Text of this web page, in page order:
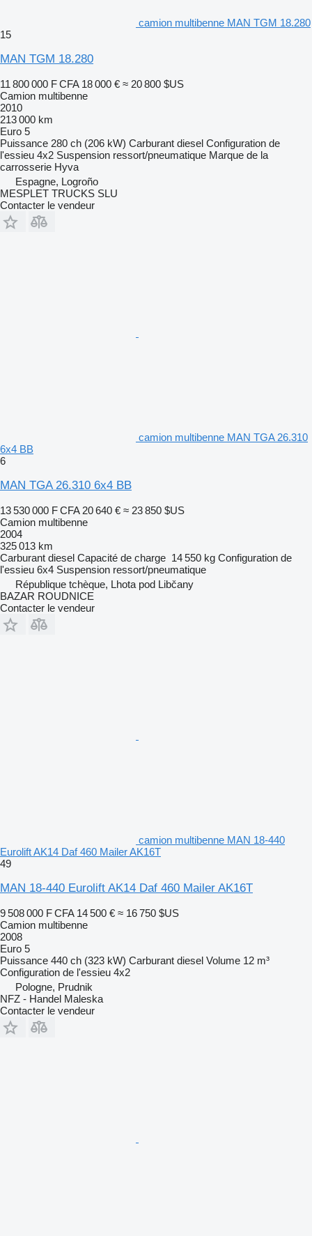
camion multibenne MAN TGM 18.280
15
MAN TGM 18.280
11 800 000 F CFA 18 000 € ≈ 20 800 $US
Camion multibenne
2010
213 000 km
Euro 5
Puissance 280 ch (206 kW) Carburant diesel Configuration de
l'essieu 4x2 Suspension ressort/pneumatique Marque de la
carrosserie Hyva
Espagne, Logroño
MESPLET TRUCKS SLU
Contacter le vendeur
camion multibenne MAN TGA 26.310
6x4 BB
6
MAN TGA 26.310 6x4 BB
13 530 000 F CFA 20 640 € ≈ 23 850 $US
Camion multibenne
2004
325 013 km
Carburant diesel Capacité de charge 14 550 kg Configuration de
l'essieu 6x4 Suspension ressort/pneumatique
République tchèque, Lhota pod Libčany
BAZAR ROUDNICE
Contacter le vendeur
camion multibenne MAN 18-440
Eurolift AK14 Daf 460 Mailer AK16T
49
MAN 18-440 Eurolift AK14 Daf 460 Mailer AK16T
9 508 000 F CFA 14 500 € ≈ 16 750 $US
Camion multibenne
2008
Euro 5
Puissance 440 ch (323 kW) Carburant diesel Volume 12 m³
Configuration de l'essieu 4x2
Pologne, Prudnik
NFZ - Handel Maleska
Contacter le vendeur